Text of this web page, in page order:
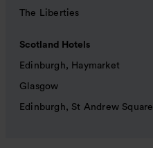
The Liberties
Scotland Hotels
Edinburgh, Haymarket
Glasgow
Edinburgh, St Andrew Square